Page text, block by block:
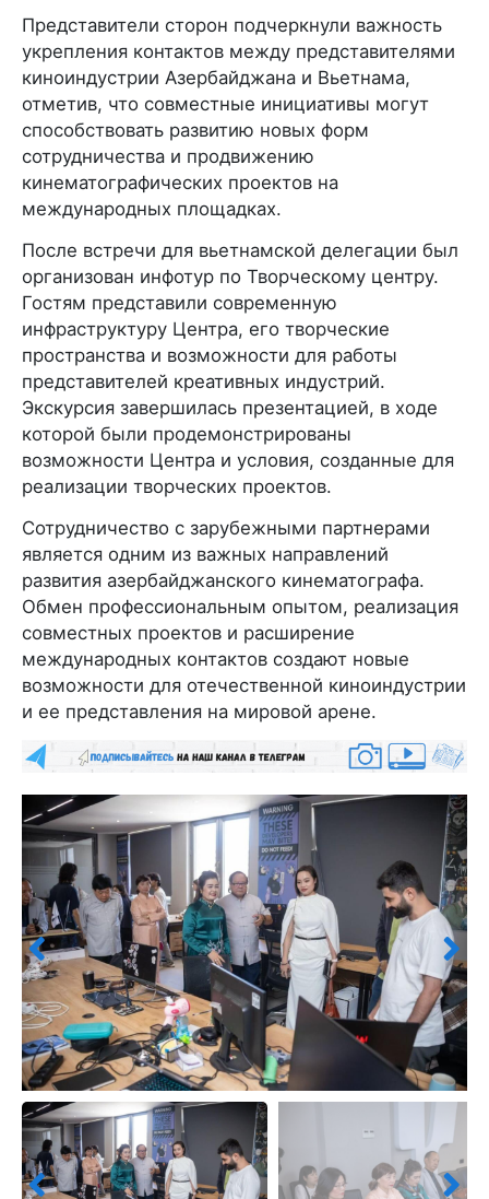
Представители сторон подчеркнули важность
укрепления контактов между представителями
киноиндустрии Азербайджана и Вьетнама,
отметив, что совместные инициативы могут
способствовать развитию новых форм
сотрудничества и продвижению
кинематографических проектов на
международных площадках.
После встречи для вьетнамской делегации был
организован инфотур по Творческому центру.
Гостям представили современную
инфраструктуру Центра, его творческие
пространства и возможности для работы
представителей креативных индустрий.
Экскурсия завершилась презентацией, в ходе
которой были продемонстрированы
возможности Центра и условия, созданные для
реализации творческих проектов.
Сотрудничество с зарубежными партнерами
является одним из важных направлений
развития азербайджанского кинематографа.
Обмен профессиональным опытом, реализация
совместных проектов и расширение
международных контактов создают новые
возможности для отечественной киноиндустрии
и ее представления на мировой арене.